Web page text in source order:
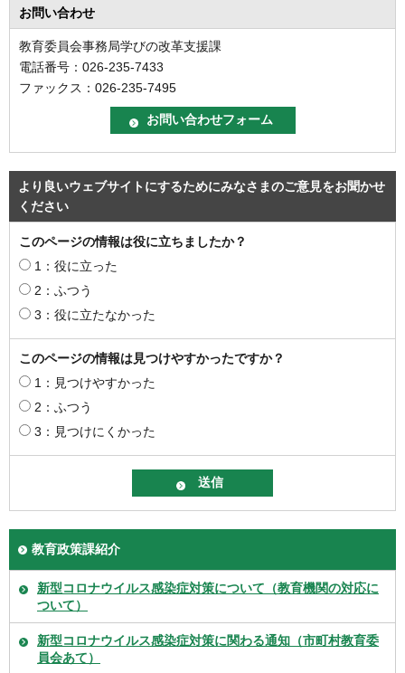
お問い合わせ
教育委員会事務局学びの改革支援課
電話番号：026-235-7433
ファックス：026-235-7495
より良いウェブサイトにするためにみなさまのご意見をお聞かせ
ください
このページの情報は役に立ちましたか？
1：役に立った
2：ふつう
3：役に立たなかった
このページの情報は見つけやすかったですか？
1：見つけやすかった
2：ふつう
3：見つけにくかった
教育政策課紹介
新型コロナウイルス感染症対策について（教育機関の対応に
ついて）
新型コロナウイルス感染症対策に関わる通知（市町村教育委
員会あて）